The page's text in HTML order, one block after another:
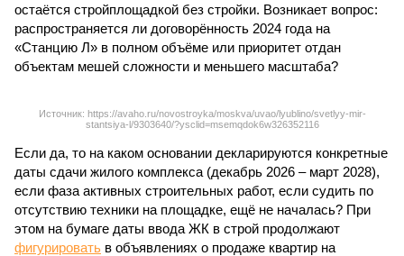
остаётся стройплощадкой без стройки. Возникает вопрос:
распространяется ли договорённость 2024 года на
«Станцию Л» в полном объёме или приоритет отдан
объектам мешей сложности и меньшего масштаба?
Источник: https://avaho.ru/novostroyka/moskva/uvao/lyublino/svetlyy-mir-
stantsiya-l/9303640/?ysclid=msemqdok6w326352116
Если да, то на каком основании декларируются конкретные
даты сдачи жилого комплекса (декабрь 2026 – март 2028),
если фаза активных строительных работ, если судить по
отсутствию техники на площадке, ещё не началась? При
этом на бумаге даты ввода ЖК в строй продолжают
фигурировать в объявлениях о продаже квартир на